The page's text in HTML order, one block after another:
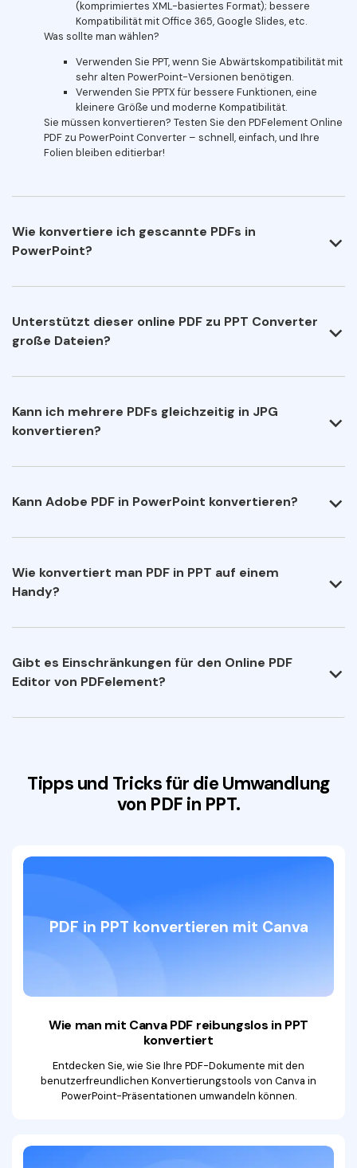
(komprimiertes XML-basiertes Format); bessere
Kompatibilität mit Office 365, Google Slides, etc.
Was sollte man wählen?
Verwenden Sie PPT, wenn Sie Abwärtskompatibilität mit
sehr alten PowerPoint-Versionen benötigen.
Verwenden Sie PPTX für bessere Funktionen, eine
kleinere Größe und moderne Kompatibilität.
Sie müssen konvertieren? Testen Sie den PDFelement Online
PDF zu PowerPoint Converter – schnell, einfach, und Ihre
Folien bleiben editierbar!
Wie konvertiere ich gescannte PDFs in
PowerPoint?
Unterstützt dieser online PDF zu PPT Converter
große Dateien?
Kann ich mehrere PDFs gleichzeitig in JPG
konvertieren?
Kann Adobe PDF in PowerPoint konvertieren?
Wie konvertiert man PDF in PPT auf einem
Handy?
Gibt es Einschränkungen für den Online PDF
Editor von PDFelement?
Tipps und Tricks für die Umwandlung
von PDF in PPT.
PDF in PPT konvertieren mit Canva
Wie man mit Canva PDF reibungslos in PPT
konvertiert
Entdecken Sie, wie Sie Ihre PDF-Dokumente mit den
benutzerfreundlichen Konvertierungstools von Canva in
PowerPoint-Präsentationen umwandeln können.